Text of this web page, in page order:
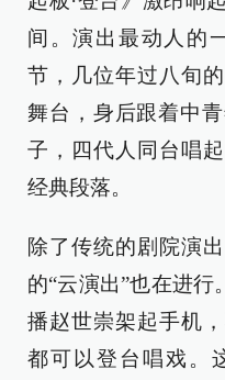
间。演出最动人的
节，几位年过八旬
舞台，身后跟着中
子，四代人同台唱
经典段落。
除了传统的剧院演
的“云演出”也在进行
播赵世崇架起手机
都可以登台唱戏。